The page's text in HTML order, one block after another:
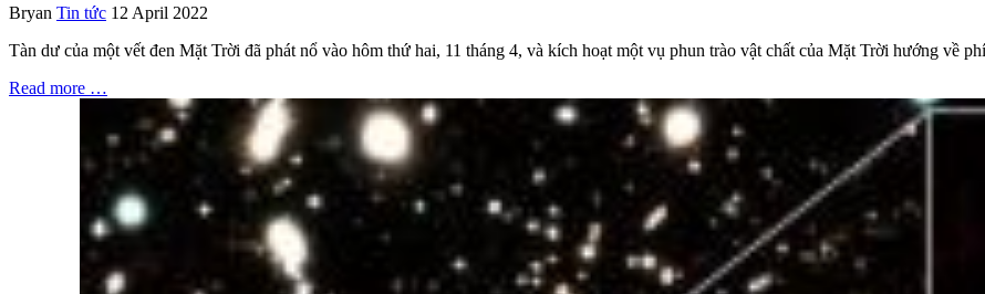
Bryan Tin tức 12 April 2022
Tàn dư của một vết đen Mặt Trời đã phát nổ vào hôm thứ hai, 11 tháng 4, và kích hoạt một vụ phun trào vật chất của Mặt Trời hướng về
Read more …